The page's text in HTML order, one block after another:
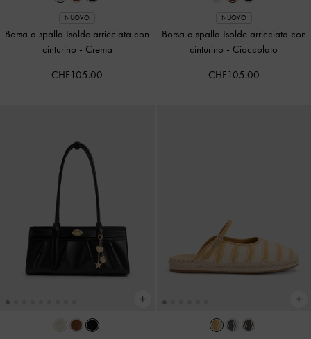
NUOVO
Borsa a spalla Isolde arricciata con
cinturino - Crema
CHF105.00
NUOVO
Borsa a spalla Isolde arricciata con
cinturino - Cioccolato
CHF105.00